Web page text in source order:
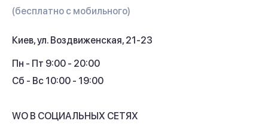
Кэшбек
(бесплатно с мобильного)
Киев, ул. Воздвиженская, 21-23
Пн - Пт 9:00 - 20:00
Сб - Вс 10:00 - 19:00
WO В СОЦИАЛЬНЫХ СЕТЯХ